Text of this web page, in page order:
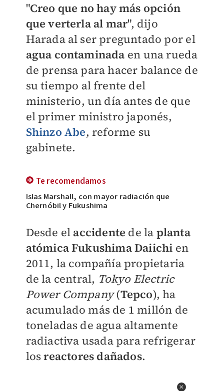
"Creo que no hay más opción
que verterla al mar", dijo
Harada al ser preguntado por el
agua contaminada en una rueda
de prensa para hacer balance de
su tiempo al frente del
ministerio, un día antes de que
el primer ministro japonés,
Shinzo Abe, reforme su
gabinete.
Te recomendamos
Islas Marshall, con mayor radiación que
Chernóbil y Fukushima
Desde el accidente de la planta
atómica Fukushima Daiichi en
2011, la compañía propietaria
de la central, Tokyo Electric
Power Company(Tepco),ha
acumulado más de 1 millón de
toneladas de agua altamente
radiactiva usada para refrigerar
losreactores dañados.